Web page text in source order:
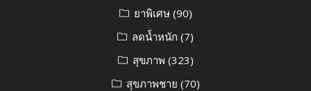
ยาพิเศษ(90)
ลดน้ำหนัก (7)
สุขภาพ (323)
สุขภาพชาย (70)